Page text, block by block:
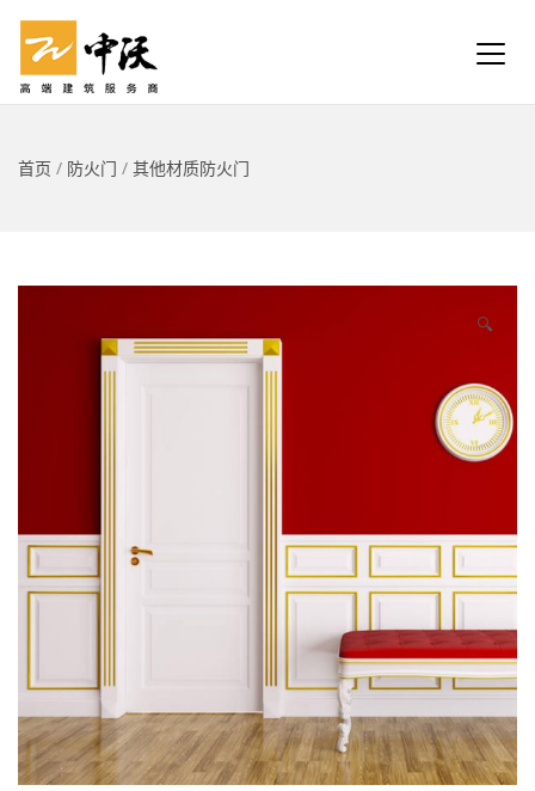
首页 / 防火门 / 其他材质防火门
🔍